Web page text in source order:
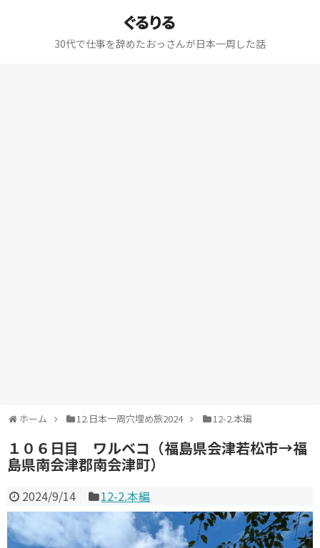
ぐるりる
30代で仕事を辞めたおっさんが日本一周した話
ホーム 12.日本一周穴埋め旅2024 12-2.本編
１０６日目 ワルベコ（福島県会津若松市→福
島県南会津郡南会津町）
2024/9/14 12-2.本編